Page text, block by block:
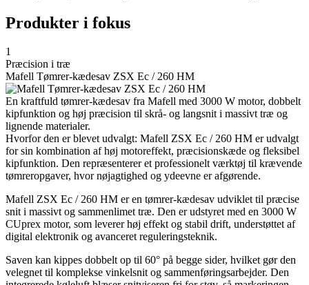
Produkter i fokus
1
Præcision i træ
Mafell Tømrer-kædesav ZSX Ec / 260 HM
En kraftfuld tømrer-kædesav fra Mafell med 3000 W motor, dobbelt
kipfunktion og høj præcision til skrå- og langsnit i massivt træ og
lignende materialer.
Hvorfor den er blevet udvalgt: Mafell ZSX Ec / 260 HM er udvalgt
for sin kombination af høj motoreffekt, præcisionskæde og fleksibel
kipfunktion. Den repræsenterer et professionelt værktøj til krævende
tømreropgaver, hvor nøjagtighed og ydeevne er afgørende.
Mafell ZSX Ec / 260 HM er en tømrer-kædesav udviklet til præcise
snit i massivt og sammenlimet træ. Den er udstyret med en 3000 W
CUprex motor, som leverer høj effekt og stabil drift, understøttet af
digital elektronik og avanceret reguleringsteknik.
Saven kan kippes dobbelt op til 60° på begge sider, hvilket gør den
velegnet til komplekse vinkelsnit og sammenføringsarbejder. Den